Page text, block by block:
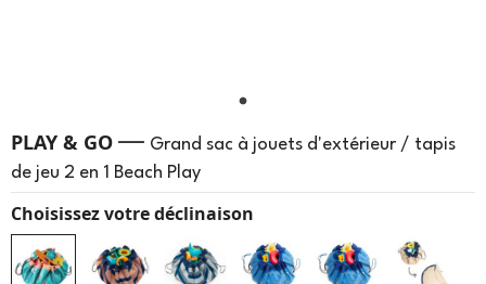
PLAY & GO — Grand sac à jouets d'extérieur / tapis
de jeu 2 en 1 Beach Play
Choisissez votre déclinaison